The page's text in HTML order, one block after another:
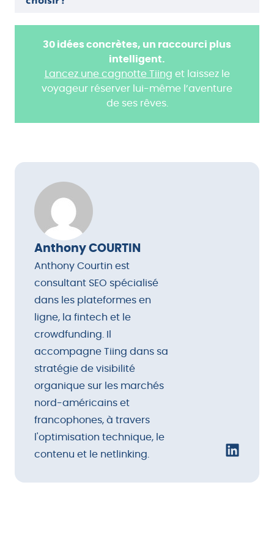
style de voyage.
personnalisé marque émotionnellement. L’idéal
: combiner via une cagnotte.
30 idées concrètes, un raccourci plus
intelligent.
Lancez une cagnotte Tiing et laissez le
voyageur réserver lui-même l’aventure
de ses rêves.
Anthony COURTIN
Anthony Courtin est
consultant SEO spécialisé
dans les plateformes en
ligne, la fintech et le
crowdfunding. Il
accompagne Tiing dans sa
stratégie de visibilité
organique sur les marchés
nord-américains et
francophones, à travers
l'optimisation technique, le
contenu et le netlinking.